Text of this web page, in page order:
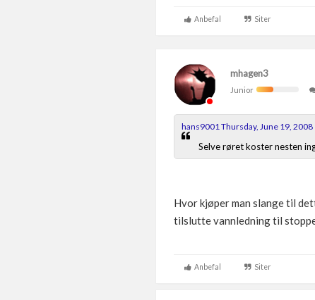
Anbefal Siter
mhagen3
Junior
hans9001 Thursday, June 19, 2008
Selve røret koster nesten
Hvor kjøper man slange til
tilslutte vannledning til
Anbefal Siter